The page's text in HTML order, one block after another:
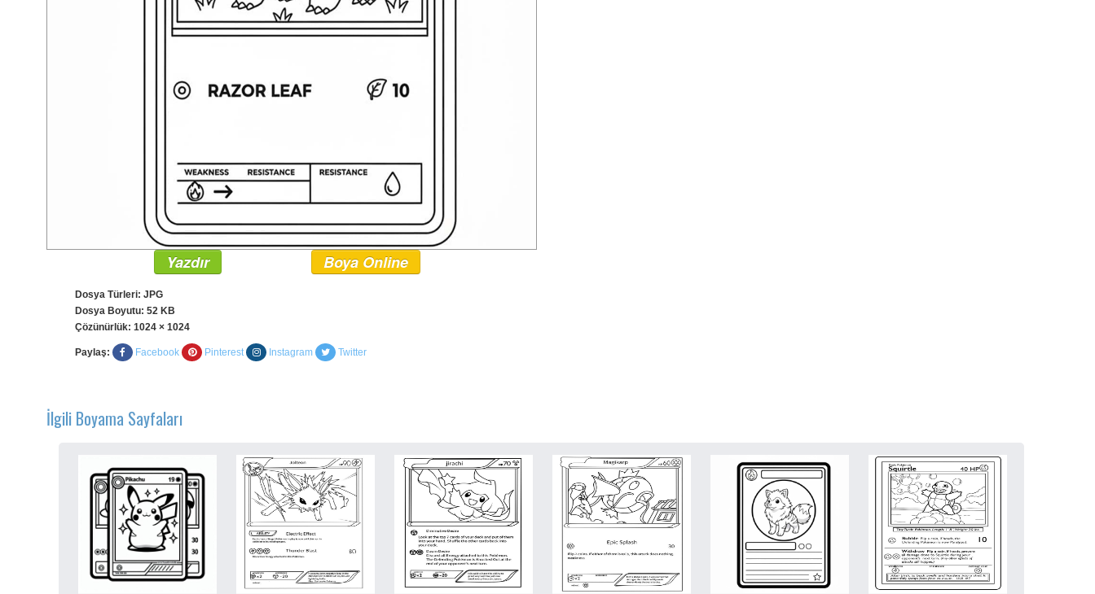
Yazdır Boya Online
Dosya Türleri: JPG
Dosya Boyutu: 52 KB
Çözünürlük: 1024 × 1024
Paylaş: Facebook Pinterest Instagram Twitter
İlgili Boyama Sayfaları